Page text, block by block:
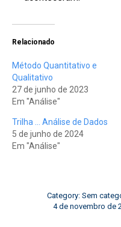
Relacionado
Método Quantitativo e
Qualitativo
27 de junho de 2023
Em "Análise"
Trilha … Análise de Dados
5 de junho de 2024
Em "Análise"
Category: Sem
4 de novembro de